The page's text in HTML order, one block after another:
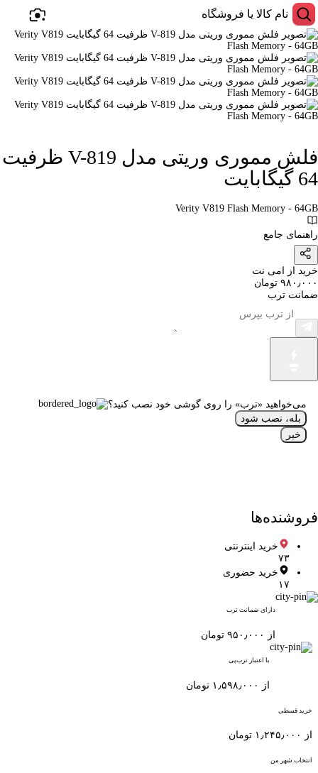
فلش مموری وریتی مدل V-819 ظرفیت
64 گیگابایت
Verity V819 Flash Memory - 64GB
راهنمای جامع
خرید از امی نت
۹۸۰٫۰۰۰ تومان
ضمانت ترب
می‌خواهید «ترب» را روی گوشی خود نصب کنید؟
بله، نصب شود
خیر
فروشنده‌ها
خرید اینترنتی
۷۳
خرید حضوری
۱۷
دارای ضمانت ترب
از ۹۵۰٫۰۰۰ تومان
با اعتبار ترب‌پی
از ۱٫۵۹۸٫۰۰۰ تومان
خرید قسطی
از ۱٫۲۴۵٫۰۰۰ تومان
انتخاب شهر من